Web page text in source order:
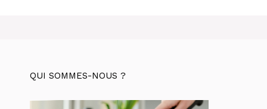
QUI SOMMES-NOUS ?